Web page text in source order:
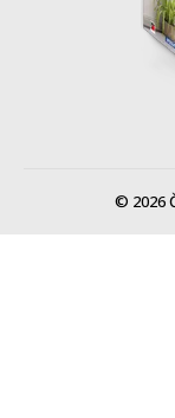
© 2026